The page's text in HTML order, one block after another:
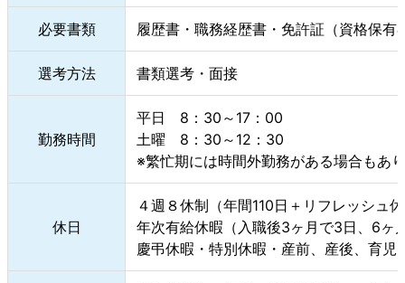
必要書類 履歴書・職務経歴書・免許証（資格保有
選考方法 書類選考・面接
勤務時間
平日 8：30～17：00
土曜 8：30～12：30
※繁忙期には時間外勤務がある場合もあ
休日
４週８休制（年間110日＋リフレッシュ
年次有給休暇（入職後3ヶ月で3日、6
慶弔休暇・特別休暇・産前、産後、育